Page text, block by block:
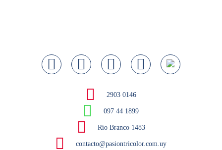
2903 0146
097 44 1899
Río Branco 1483
contacto@pasiontricolor.com.uy